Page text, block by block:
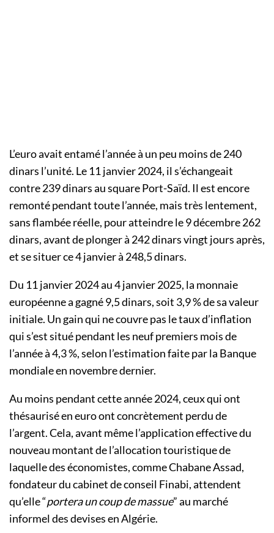
L’euro avait entamé l’année à un peu moins de 240
dinars l’unité. Le 11 janvier 2024, il s’échangeait
contre 239 dinars au square Port-Saïd. Il est encore
remonté pendant toute l’année, mais très lentement,
sans flambée réelle, pour atteindre le 9 décembre 262
dinars, avant de plonger à 242 dinars vingt jours après,
et se situer ce 4 janvier à 248,5 dinars.
Du 11 janvier 2024 au 4 janvier 2025, la monnaie
européenne a gagné 9,5 dinars, soit 3,9 % de sa valeur
initiale. Un gain qui ne couvre pas le taux d’inflation
qui s’est situé pendant les neuf premiers mois de
l’année à 4,3 %, selon l’estimation faite par la Banque
mondiale en novembre dernier.
Au moins pendant cette année 2024, ceux qui ont
thésaurisé en euro ont concrètement perdu de
l’argent. Cela, avant même l’application effective du
nouveau montant de l’allocation touristique de
laquelle des économistes, comme Chabane Assad,
fondateur du cabinet de conseil Finabi, attendent
qu’elle “portera un coup de massue” au marché
informel des devises en Algérie.